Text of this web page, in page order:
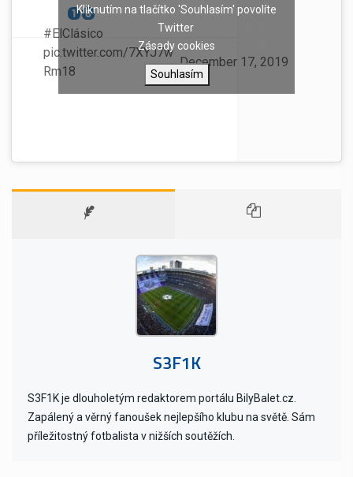
for
#ElClásico
pic.twitter.com/7XYJ7w
Rm18
— FC Barcelona
(@FCBarcelona)
December 17, 2019
Kliknutím na tlačítko 'Souhlasím' povolíte
Twitter
Zásady cookies
Souhlasím
S3F1K
S3F1K je dlouholetým redaktorem portálu BilyBalet.cz.
Zapálený a věrný fanoušek nejlepšího klubu na světě. Sám
příležitostný fotbalista v nižších soutěžích.